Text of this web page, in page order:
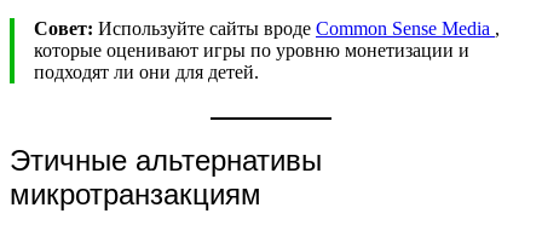
Совет: Используйте сайты вроде Common Sense Media ,
которые оценивают игры по уровню монетизации и
подходят ли они для детей.
Этичные альтернативы
микротранзакциям